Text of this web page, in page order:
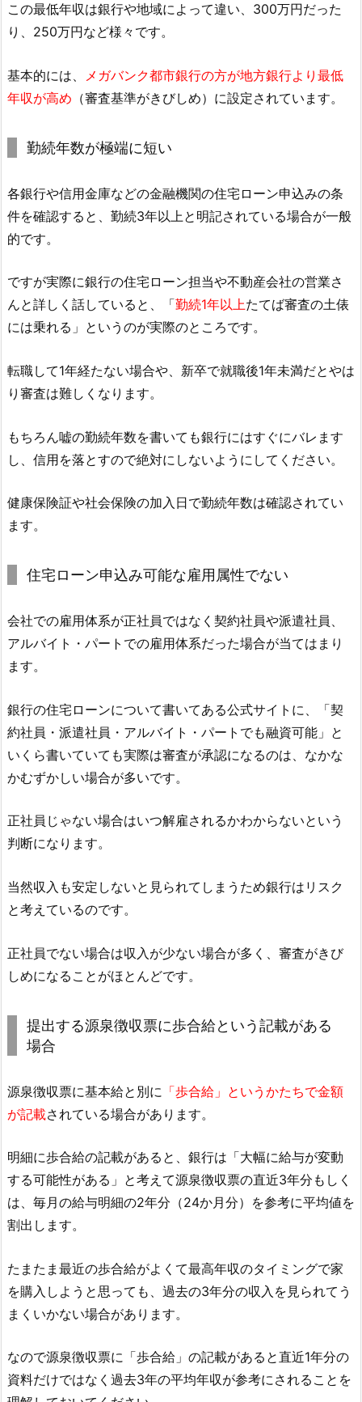
この最低年収は銀行や地域によって違い、300万円だった
り、250万円など様々です。
基本的には、
メガバンク都市銀行の方が地方銀行より最低
年収が高め （審査基準がきびしめ）に設定されています。
勤続年数が極端に短い
各銀行や信用金庫などの金融機関の住宅ローン申込みの条
件を確認すると、勤続3年以上と明記されている場合が一般
的です。
ですが実際に銀行の住宅ローン担当や不動産会社の営業さ
んと詳しく話していると、「勤続1年以上たてば審査の土俵
には乗れる」というのが実際のところです。
転職して1年経たない場合や、新卒で就職後1年未満だとやは
り審査は難しくなります。
もちろん嘘の勤続年数を書いても銀行にはすぐにバレます
し、信用を落とすので絶対にしないようにしてください。
健康保険証や社会保険の加入日で勤続年数は確認されてい
ます。
住宅ローン申込み可能な雇用属性でない
会社での雇用体系が正社員ではなく契約社員や派遣社員、
アルバイト・パートでの雇用体系だった場合が当てはまり
ます。
銀行の住宅ローンについて書いてある公式サイトに、「契
約社員・派遣社員・アルバイト・パートでも融資可能」と
いくら書いていても実際は審査が承認になるのは、なかな
かむずかしい場合が多いです。
正社員じゃない場合はいつ解雇されるかわからないという
判断になります。
当然収入も安定しないと見られてしまうため銀行はリスク
と考えているのです。
正社員でない場合は収入が少ない場合が多く、審査がきび
しめになることがほとんどです。
提出する源泉徴収票に歩合給という記載がある
場合
源泉徴収票に基本給と別に 「歩合給」というかたちで金額
が記載されている場合があります。
明細に歩合給の記載があると、銀行は「大幅に給与が変動
する可能性がある」と考えて源泉徴収票の直近3年分もしく
は、毎月の給与明細の2年分（24か月分）を参考に平均値を
割出します。
たまたま最近の歩合給がよくて最高年収のタイミングで家
を購入しようと思っても、過去の3年分の収入を見られてう
まくいかない場合があります。
なので源泉徴収票に「歩合給」の記載があると直近1年分の
資料だけではなく過去3年の平均年収が参考にされることを